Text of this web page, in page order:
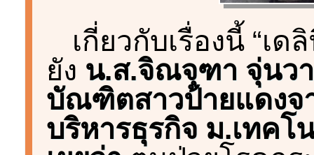
เกี่ยวกับเรื่องนี้ “เ
ยัง น.ส.จิณจุฑา จุ่นว
บัณฑิตสาวป้ายแดงจ
บริหารธุรกิจ ม.เทค